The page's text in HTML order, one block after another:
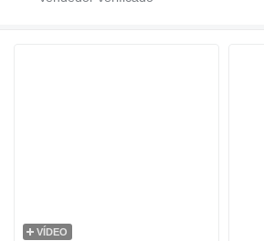
VÍDEO